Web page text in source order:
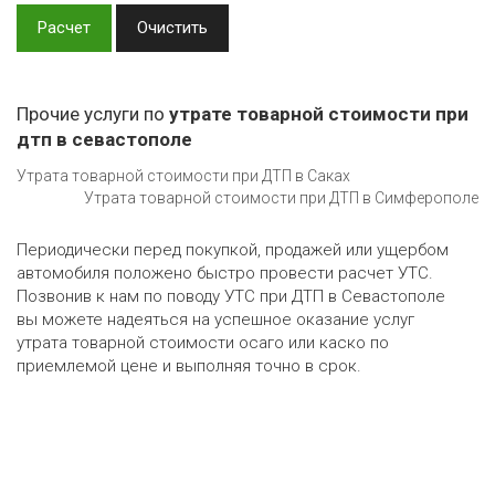
Расчет Очистить
Прочие услуги по утрате товарной стоимости при
дтп в севастополе
Утрата товарной стоимости при ДТП в Саках
Утрата товарной стоимости при ДТП в Симферополе
Периодически перед покупкой, продажей или ущербом
автомобиля положено быстро провести расчет УТС.
Позвонив к нам по поводу УТС при ДТП в Севастополе
вы можете надеяться на успешное оказание услуг
утрата товарной стоимости осаго или каско по
приемлемой цене и выполняя точно в срок.